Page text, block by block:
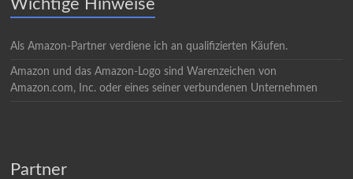
Wichtige Hinweise
Als Amazon-Partner verdiene ich an qualifizierten Käufen.
Amazon und das Amazon-Logo sind Warenzeichen von
Amazon.com, Inc. oder eines seiner verbundenen Unternehmen
Partner